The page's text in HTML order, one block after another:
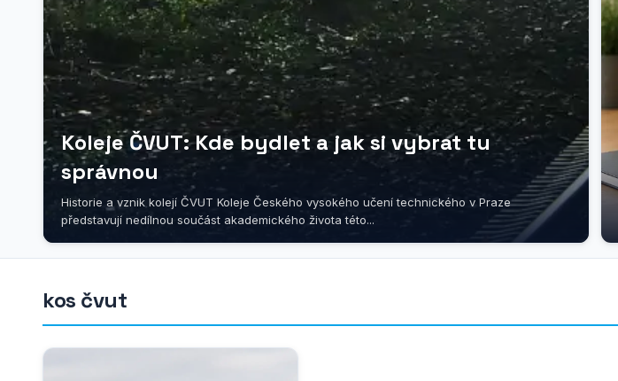
Koleje ČVUT: Kde bydlet a jak si vybrat tu
správnou
Historie a vznik kolejí ČVUT Koleje Českého vysokého učení technického v Praze
představují nedílnou součást akademického života této...
kos čvut